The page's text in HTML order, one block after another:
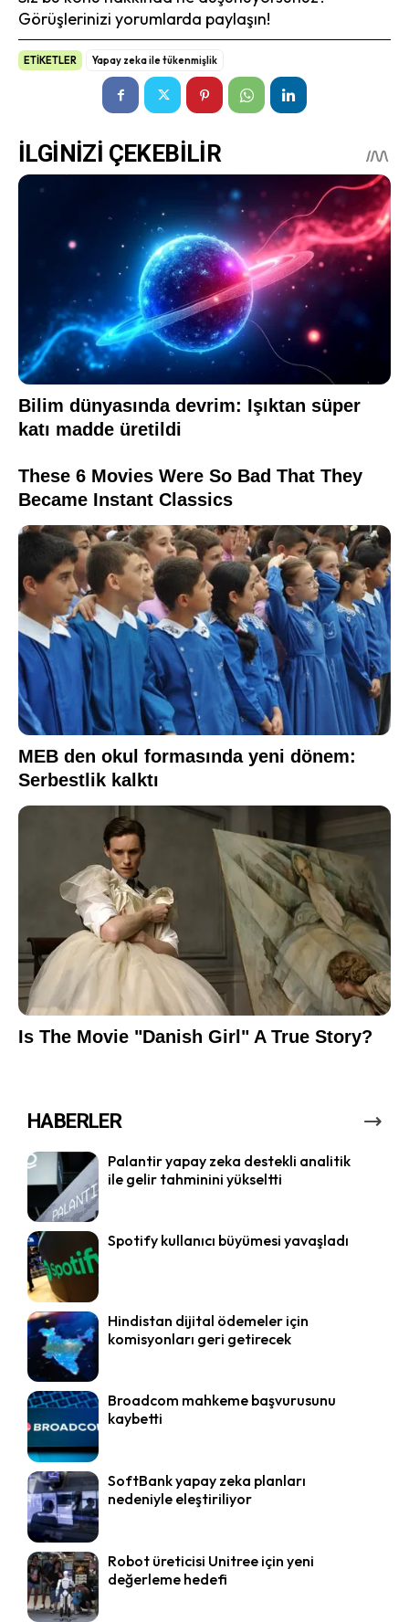
Görüşlerinizi yorumlarda paylaşın!
ETİKETLER Yapay zeka ile tükenmişlik
HABERLER
Palantir yapay zeka destekli analitik
ile gelir tahminini yükseltti
Spotify kullanıcı büyümesi yavaşladı
Hindistan dijital ödemeler için
komisyonları geri getirecek
Broadcom mahkeme başvurusunu
kaybetti
SoftBank yapay zeka planları
nedeniyle eleştiriliyor
Robot üreticisi Unitree için yeni
değerleme hedefi